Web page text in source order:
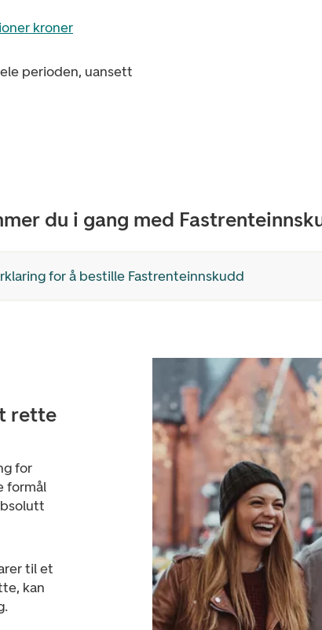
kroner
perioden, uansett
du i gang med
for å bestille Fastrenteinnskudd
rette
for
formål
til et
kan